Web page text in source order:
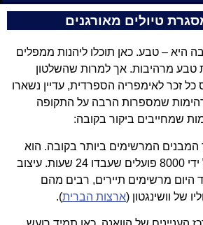
טיולים מאורגנים
היא – טבע. כאן תוכלו ליהנות ממפלים
טבע מרהיבות. אך למרות שהשלטון
כל זכר לאימפריה הספרדית, עדיין נשארו
שמספרות הרבה על התקופה
שמחייבים ביקור בקובה:
המבנים המרשימים ביותר בקובה. הוא
נבנה במשך 3 שנים על ידי 8000 פועלים שעבדו 24 שעות. עיצוב
היום מרשימים תיירים, רבים מהם
של וושינגטון (ארצות הברית).